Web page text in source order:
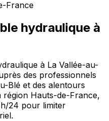
France
hydraulique à
à La Vallée-au-
des professionnels
Blé et des alentours
Hauts-de-France,
24 pour limiter